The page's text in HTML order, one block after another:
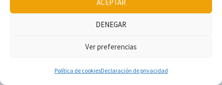
ACEPTAR
DENEGAR
Ver preferencias
Política de cookiesDeclaración de privacidad
Síguenos en redes sociales